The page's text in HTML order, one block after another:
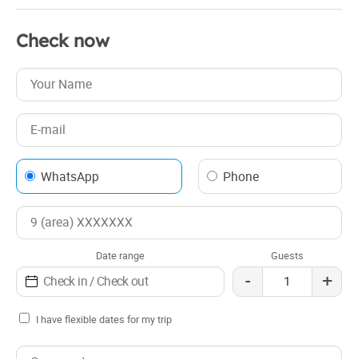
Toaster
Distance to the airport: 28 km
Check in: 2:00 pm
Check out: 10:00 am
providing a comfortable experience at any time of the
year. Located in a privileged natural environment, it is the
ideal starting point for exploring lakes, mountains and
trails in the region.
Check now
WhatsApp Phone
Date range Guests
- +
I have flexible dates for my trip